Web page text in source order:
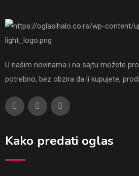
U našim novinama i na sajtu možete
potrebno, bez obzira da li kupujete,
Kako predati oglas